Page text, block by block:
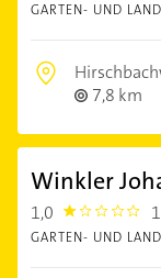
GARTEN- UND
7,8 km
Winkler
1,0 1.0
GARTEN- UND